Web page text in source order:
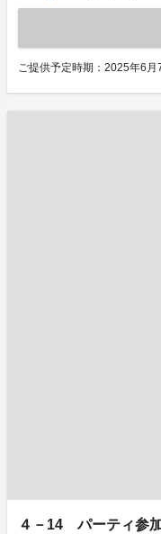
ご提供予定時期：2025年6
４－14 パーティ参